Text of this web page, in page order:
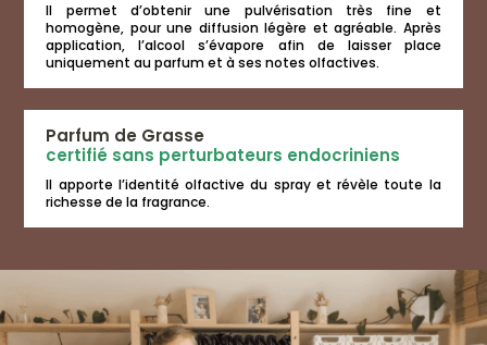
Il permet d’obtenir une pulvérisation très fine et
homogène, pour une diffusion légère et agréable. Après
application, l’alcool s’évapore afin de laisser place
uniquement au parfum et à ses notes olfactives.
Parfum de Grasse
certifié sans perturbateurs endocriniens
Il apporte l’identité olfactive du spray et révèle toute la
richesse de la fragrance.